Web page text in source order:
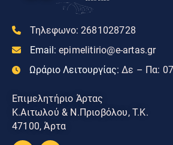
Τηλεφωνο: 2681028728
Email: epimelitirio@e-artas.gr
Ωράριο Λειτουργίας: Δε – Πα:
Επιμελητήριο Άρτας
Κ.Αιτωλού & Ν.Πριοβόλου, Τ.Κ.
47100, Άρτα